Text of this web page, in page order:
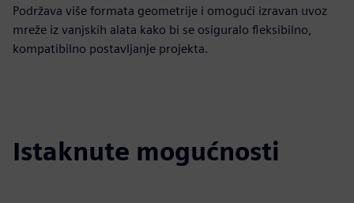
Podržava više formata geometrije i omogući izravan uvoz
mreže iz vanjskih alata kako bi se osiguralo fleksibilno,
kompatibilno postavljanje projekta.
Istaknute mogućnosti